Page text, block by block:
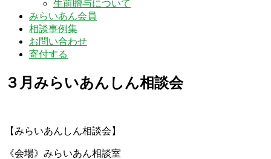
生前贈与について
みらいあん会員
相談事例集
お問い合わせ
寄付する
３月みらいあんしん相談会
【みらいあんしん相談会】
《会場》みらいあん相談室